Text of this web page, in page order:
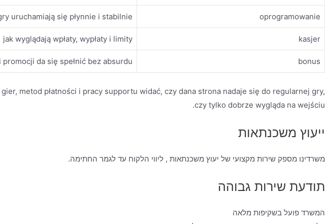
oprogramowanie
uruchamiają się płynnie i stabilnie
kasjer
jak wyglądają wpłaty, wypłaty i limity
bonus
da się spełnić bez absurdu
metod płatności i pracy supportu widać, czy dana strona nadaje się do regularnej gry,
czy tylko dobrze wygląda na wejściu.
ייעוץ משכנתאות
משרדינו מספק שירות מקצועי של יעוץ משכנתאות , ליווי הלקוח עד לגמר החתימה.
תודעת שירות גבוהה
המשרד פועל בשקיפות מלאה